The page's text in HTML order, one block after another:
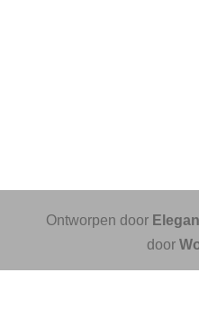
Ontworpen door
door